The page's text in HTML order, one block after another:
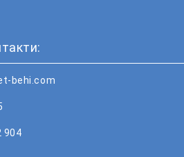
behi.com
904